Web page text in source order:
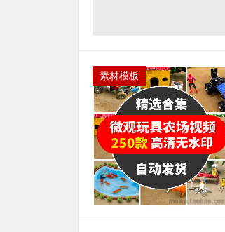
素材模板